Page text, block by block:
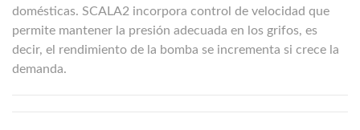
domésticas. SCALA2 incorpora control de velocidad que
permite mantener la presión adecuada en los grifos, es
decir, el rendimiento de la bomba se incrementa si crece la
demanda.